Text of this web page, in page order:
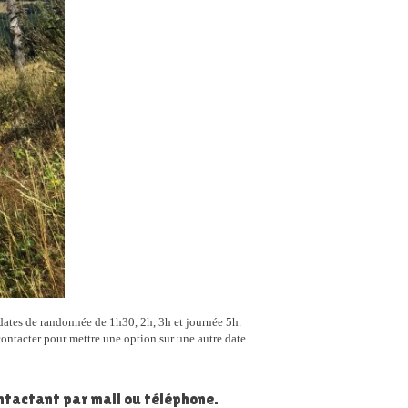
de randonnée de 1h30, 2h, 3h et journée 5h.
pour mettre une option sur une autre date.
par mail ou téléphone.